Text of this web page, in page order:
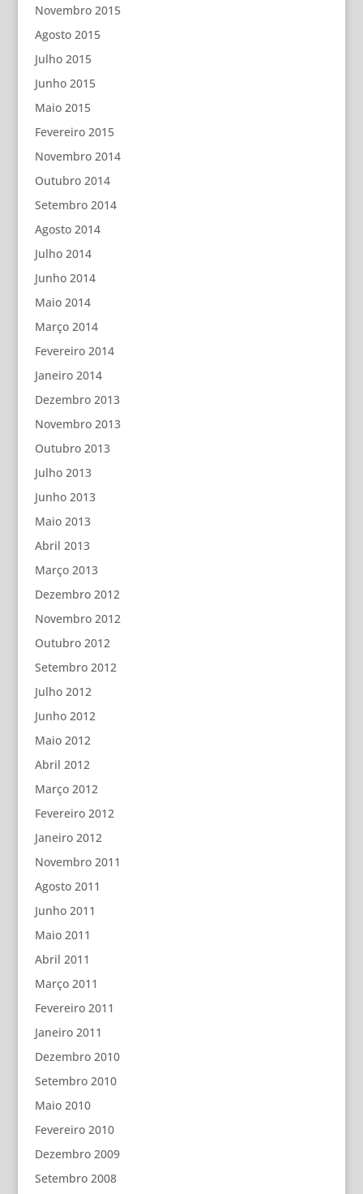
Novembro 2015
Agosto 2015
Julho 2015
Junho 2015
Maio 2015
Fevereiro 2015
Novembro 2014
Outubro 2014
Setembro 2014
Agosto 2014
Julho 2014
Junho 2014
Maio 2014
Março 2014
Fevereiro 2014
Janeiro 2014
Dezembro 2013
Novembro 2013
Outubro 2013
Julho 2013
Junho 2013
Maio 2013
Abril 2013
Março 2013
Dezembro 2012
Novembro 2012
Outubro 2012
Setembro 2012
Julho 2012
Junho 2012
Maio 2012
Abril 2012
Março 2012
Fevereiro 2012
Janeiro 2012
Novembro 2011
Agosto 2011
Junho 2011
Maio 2011
Abril 2011
Março 2011
Fevereiro 2011
Janeiro 2011
Dezembro 2010
Setembro 2010
Maio 2010
Fevereiro 2010
Dezembro 2009
Setembro 2008